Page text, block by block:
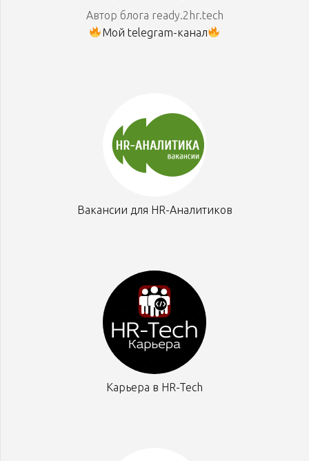
Автор блога ready.2hr.tech
Мой telegram-канал
Вакансии для HR-Аналитиков
Карьера в HR-Tech